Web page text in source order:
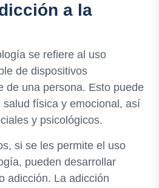
a la
se refiere al uso
de dispositivos
de una persona. Esto puede
salud física y emocional, así
y psicológicos.
si se les permite el uso
pueden desarrollar
adicción. La adicción